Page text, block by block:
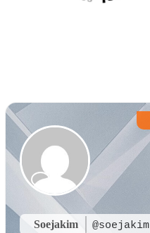
Soejakim @soejakim